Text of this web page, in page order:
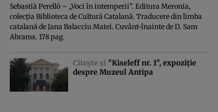
Sebastià Perelló – „Voci în intemperii”. Editura Meronia,
colecţia Biblioteca de Cultură Catalană. Traducere din limba
catalană de Jana Balacciu Matei. Cuvânt-înainte de D. Sam
Abrams. 178 pag.
Citeşte şi "Kiseleff nr. 1", expoziţie
despre Muzeul Antipa